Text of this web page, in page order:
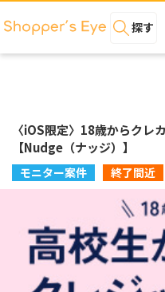
探す
〈iOS限定〉18歳からクレ
【Nudge（ナッジ）】
モニター案件 終了間近